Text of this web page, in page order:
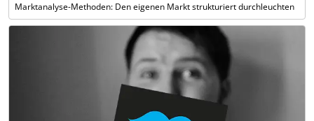
Marktanalyse-Methoden: Den eigenen Markt strukturiert durchleuchten